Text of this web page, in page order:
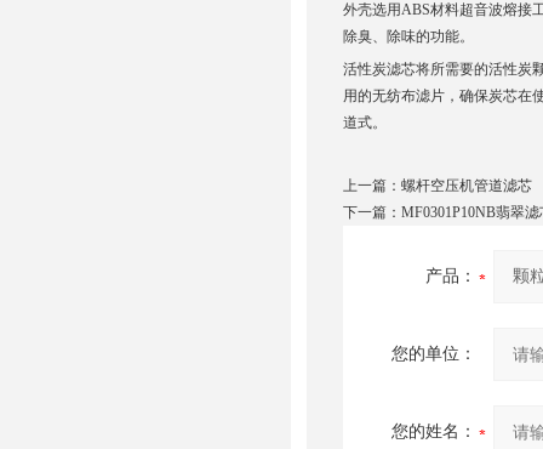
外壳选用ABS材料超音波熔接
除臭、除味的功能。
活性炭滤芯将所需要的活性炭
用的无纺布滤片，确保炭芯在
道式。
上一篇： 螺杆空压机管道滤芯
下一篇： MF0301P10NB翡翠滤
产品：
您的单位：
您的姓名：